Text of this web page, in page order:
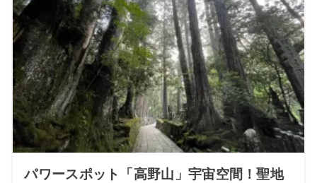
パワースポット「高野山」宇宙空間！聖地